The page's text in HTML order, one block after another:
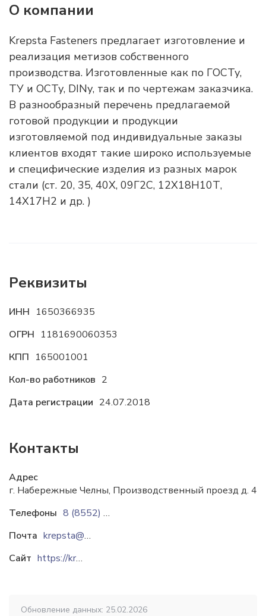
О компании
Krepsta Fasteners предлагает изготовление и
реализация метизов собственного
производства. Изготовленные как по ГОСТу,
ТУ и ОСТу, DINу, так и по чертежам заказчика.
В разнообразный перечень предлагаемой
готовой продукции и продукции
изготовляемой под индивидуальные заказы
клиентов входят такие широко используемые
и специфические изделия из разных марок
стали (ст. 20, 35, 40Х, 09Г2С, 12Х18Н10Т,
14Х17Н2 и др. )
Реквизиты
ИНН 1650366935
ОГРН 1181690060353
КПП 165001001
Кол-во работников 2
Дата регистрации 24.07.2018
Контакты
Адрес
г. Набережные Челны, Производственный проезд д.
Телефоны
8 (8552) 53-40-92
Почта
krepsta@mail.ru
Сайт
https://krepsta.ru
Обновление данных: 25.02.2026